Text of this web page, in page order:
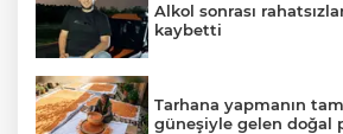
Alkol sonrası
kaybetti
Tarhana yapmanın
güneşiyle gelen doğal